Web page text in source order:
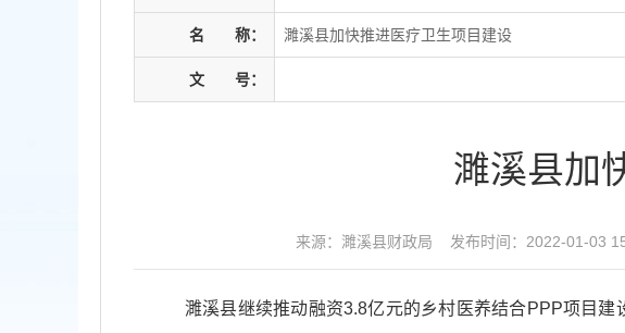
名 称： 濉溪县加快推进医疗卫生项目建设
文 号：
濉溪县加
来源：濉溪县财政局 发布时间：2022-01-03
濉溪县继续推动融资3.8亿元的乡村医养结合PPP项目